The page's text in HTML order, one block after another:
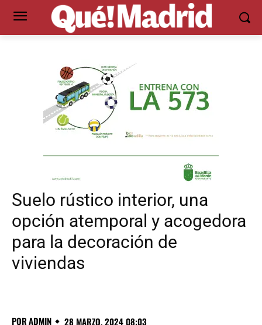
Suelo rústico interior, una
opción atemporal y acogedora
para la decoración de
viviendas
PORADMIN 28 MARZO, 2024 08:03